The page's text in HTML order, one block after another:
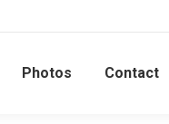
Photos Contact